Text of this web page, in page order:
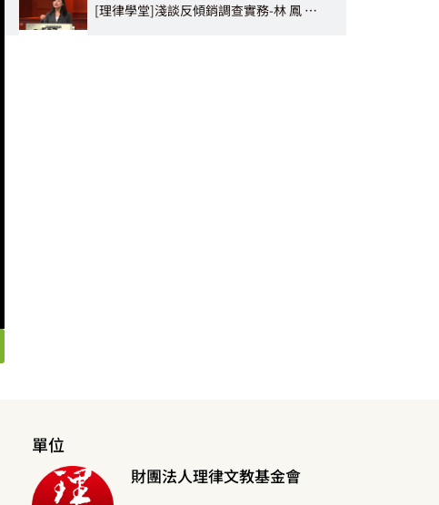
[理律學堂]淺談反傾銷調查實務-林 鳳 律師
單位
財團法人理律文教基金會